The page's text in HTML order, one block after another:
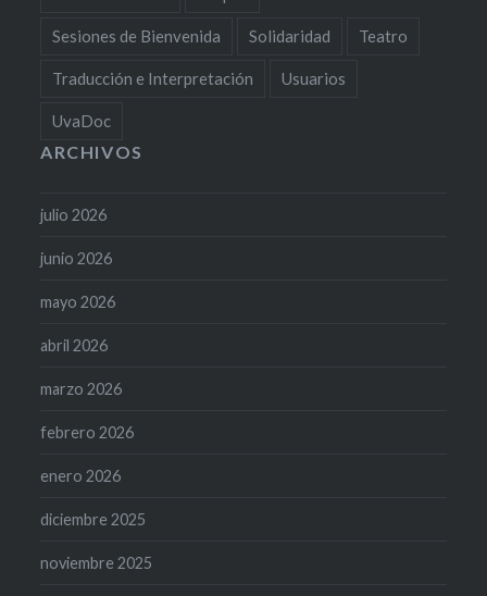
Sesiones de Bienvenida Solidaridad Teatro
Traducción e Interpretación Usuarios
UvaDoc
ARCHIVOS
julio 2026
junio 2026
mayo 2026
abril 2026
marzo 2026
febrero 2026
enero 2026
diciembre 2025
noviembre 2025